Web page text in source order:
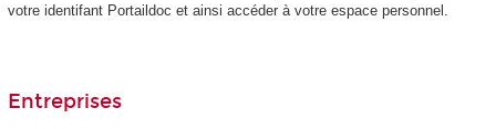
votre identifant Portaildoc et ainsi accéder à votre espace personnel.
Entreprises